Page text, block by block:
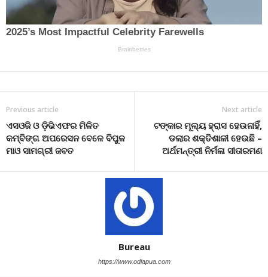
Previous article
ଏସଓଜି ଓ ଡ଼ିଭିଏଫର ମିଳିତ
କମ୍ବିଙ୍ଗ ଅପରେସନ ବେଳେ ବିପୁଳ
ମାଓ ସାମଗ୍ରୀ ଜବତ
Next article
ଟଙ୍କାର ମୂଲ୍ୟ ହ୍ରାସ ହେଉନାହିଁ,
ଡଲାର ଶକ୍ତିଶାଳୀ ହେଉଛି –
ଅର୍ଥମନ୍ତ୍ରୀ ନିର୍ମଳା ସୀତାରମଣ
Bureau
https://www.odiapua.com